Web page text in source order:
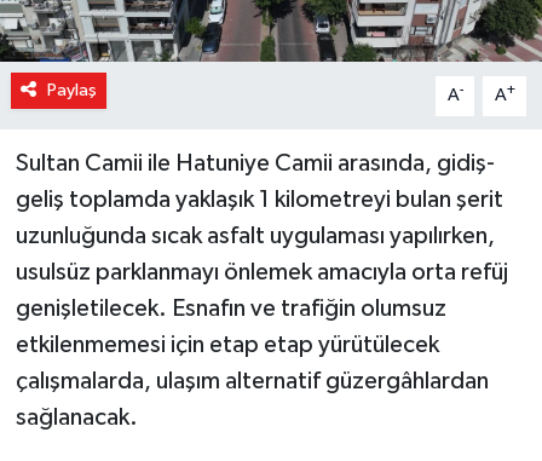
Paylaş A- A+
Sultan Camii ile Hatuniye Camii arasında, gidiş-
geliş toplamda yaklaşık 1 kilometreyi bulan şerit
uzunluğunda sıcak asfalt uygulaması yapılırken,
usulsüz parklanmayı önlemek amacıyla orta refüj
genişletilecek. Esnafın ve trafiğin olumsuz
etkilenmemesi için etap etap yürütülecek
çalışmalarda, ulaşım alternatif güzergâhlardan
sağlanacak.
Siyaset
Son Dakika